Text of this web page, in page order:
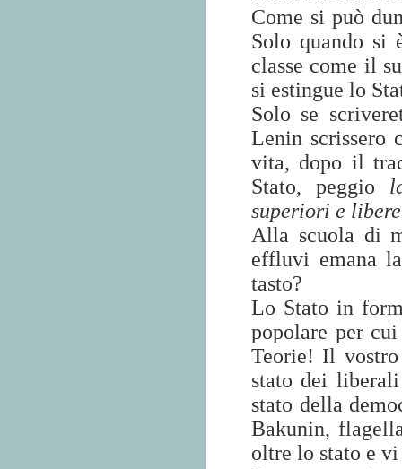
Come si può
Solo quando si
classe come il
si estingue lo
Solo se
Lenin scrissero
vita, dopo il
Stato, peggio
superiori e
Alla scuola di
effluvi emana
tasto?
Lo Stato in
popolare per
Teorie! Il
stato dei
stato della
Bakunin,
oltre lo stato e